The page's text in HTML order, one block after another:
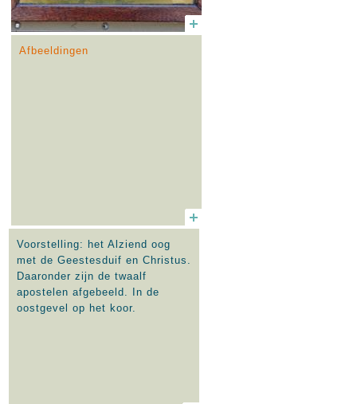
Afbeeldingen
Voorstelling: het Alziend oog
met de Geestesduif en Christus.
Daaronder zijn de twaalf
apostelen afgebeeld. In de
oostgevel op het koor.